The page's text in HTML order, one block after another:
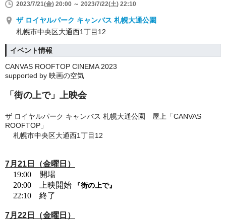
2023/7/21(金) 20:00 ～ 2023/7/22(土) 22:10
ザ ロイヤルパーク キャンバス 札幌大通公園
札幌市中央区大通西1丁目12
イベント情報
CANVAS ROOFTOP CINEMA 2023
supported by 映画の空気
「街の上で」上映会
ザ ロイヤルパーク キャンバス 札幌大通公園 屋上「CANVAS
ROOFTOP」
札幌市中央区大通西1丁目12
7月21日（金曜日）
19:00 開場
20:00 上映開始
『街の上で』
22:10 終了
7月22日（金曜日）